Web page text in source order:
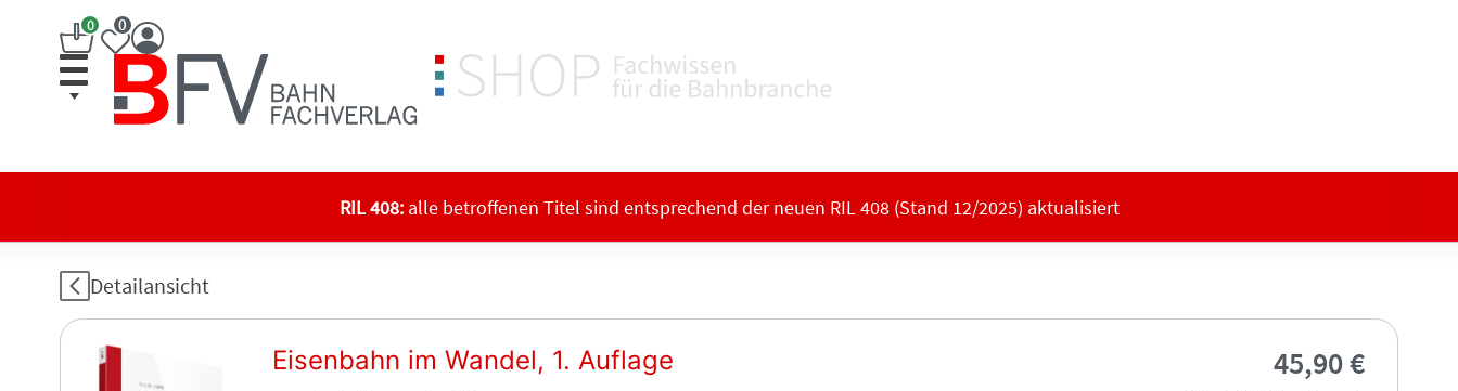
0 0
Bahn
Fachverlag
Online-
RIL 408: alle betroffenen Titel sind entsprechend der neuen RIL 408 (Stand 12/2025) aktualisiert
Detailansicht
Eisenbahn im Wandel, 1. Auflage 45,90€